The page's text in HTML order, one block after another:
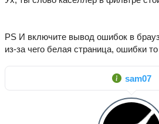
PS И включите вывод ошибок в
из-за чего белая страница, ошибки
sam07